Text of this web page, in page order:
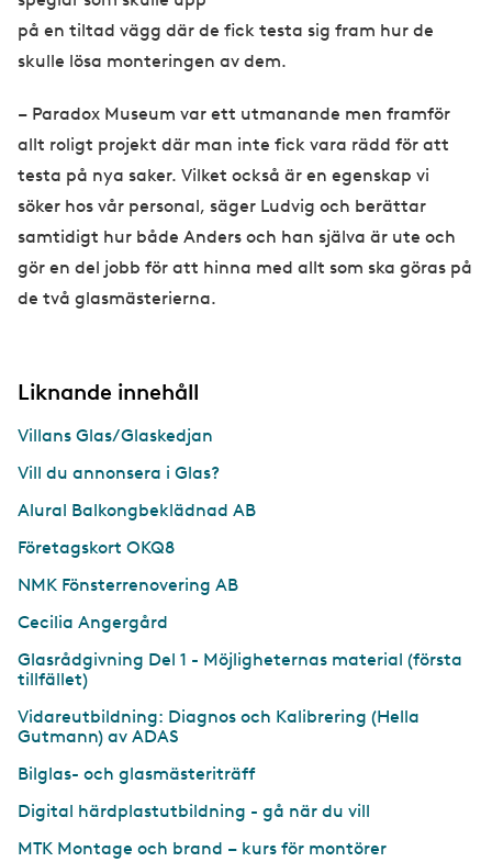
på en tiltad vägg där de fick testa sig fram hur de
skulle lösa monteringen av dem.
– Paradox Museum var ett utmanande men framför
allt roligt projekt där man inte fick vara rädd för att
testa på nya saker. Vilket också är en egenskap vi
söker hos vår personal, säger Ludvig och berättar
samtidigt hur både Anders och han själva är ute och
gör en del jobb för att hinna med allt som ska göras på
de två glasmästerierna.
Liknande innehåll
Villans Glas/Glaskedjan
Vill du annonsera i Glas?
Alural Balkongbeklädnad AB
Företagskort OKQ8
NMK Fönsterrenovering AB
Cecilia Angergård
Glasrådgivning Del 1 - Möjligheternas material (första
tillfället)
Vidareutbildning: Diagnos och Kalibrering (Hella
Gutmann) av ADAS
Bilglas- och glasmästeriträff
Digital härdplastutbildning - gå när du vill
MTK Montage och brand – kurs för montörer